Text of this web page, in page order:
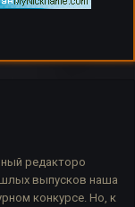
редакторо
выпусков наша
конкурсе. Но, к